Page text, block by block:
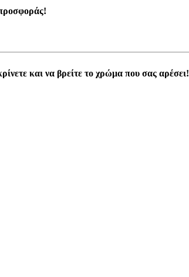
και να βρείτε το χρώμα που σας αρέσει!